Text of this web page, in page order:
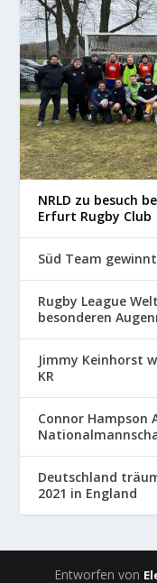
NRLD zu besuch
Erfurt Rugby Club
Süd Team
Rugby League
besonderen
Jimmy Keinhorst
KR
Connor
Deutschland
2021 in England
Entworfen von